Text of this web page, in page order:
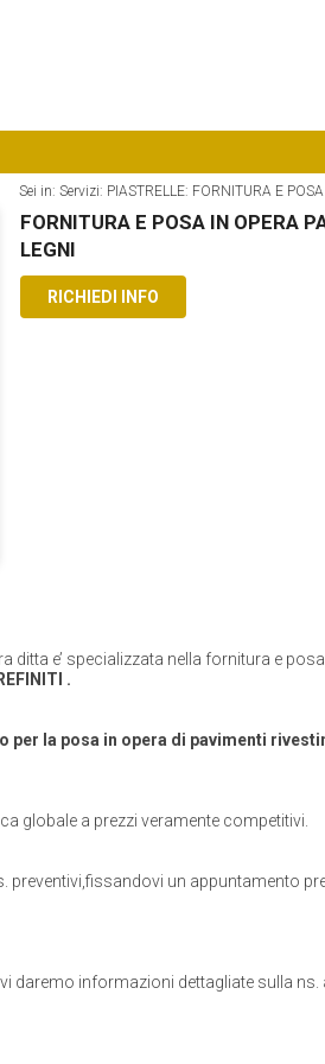
Sei in: Servizi: PIASTRELLE: FORNITURA E
FORNITURA E POSA IN OPERA
LEGNI
RICHIEDI INFO
e’ specializzata nella fornitura e
.
per la posa in opera di pavimenti
globale a prezzi veramente competitivi.
preventivi,fissandovi un appuntamento
vi daremo informazioni dettagliate sulla ns.